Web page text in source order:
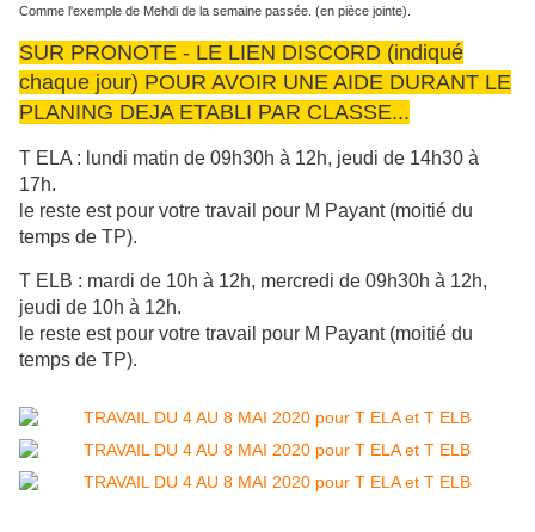
Comme l'exemple de Mehdi de la semaine passée. (en pièce jointe).
SUR PRONOTE - LE LIEN DISCORD (indiqué
chaque jour) POUR AVOIR UNE AIDE DURANT LE
PLANING DEJA ETABLI PAR CLASSE...
T ELA : lundi matin de 09h30h à 12h, jeudi de 14h30 à
17h.
le reste est pour votre travail pour M Payant (moitié du
temps de TP).
T ELB : mardi de 10h à 12h, mercredi de 09h30h à 12h,
jeudi de 10h à 12h.
le reste est pour votre travail pour M Payant (moitié du
temps de TP).